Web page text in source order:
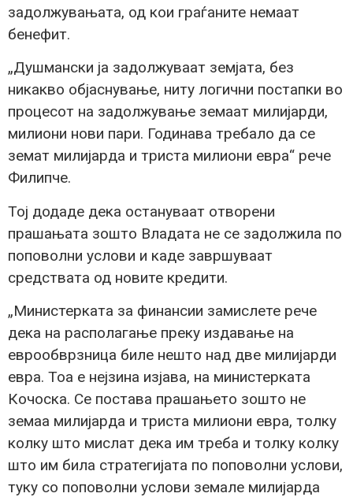
задолжувањата, од кои граѓаните немаат
бенефит.
„Душмански ја задолжуваат земјата, без
никакво објаснување, ниту логични постапки во
процесот на задолжување земаат милијарди,
милиони нови пари. Годинава требало да се
земат милијарда и триста милиони евра“ рече
Филипче.
Тој додаде дека остануваат отворени
прашањата зошто Владата не се задолжила по
поповолни услови и каде завршуваат
средствата од новите кредити.
„Министерката за финансии замислете рече
дека на располагање преку издавање на
еврообврзница биле нешто над две милијарди
евра. Тоа е нејзина изјава, на министерката
Кочоска. Се постава прашањето зошто не
земаа милијарда и триста милиони евра, толку
колку што мислат дека им треба и толку колку
што им била стратегијата по поповолни услови,
туку со поповолни услови земале милијарда